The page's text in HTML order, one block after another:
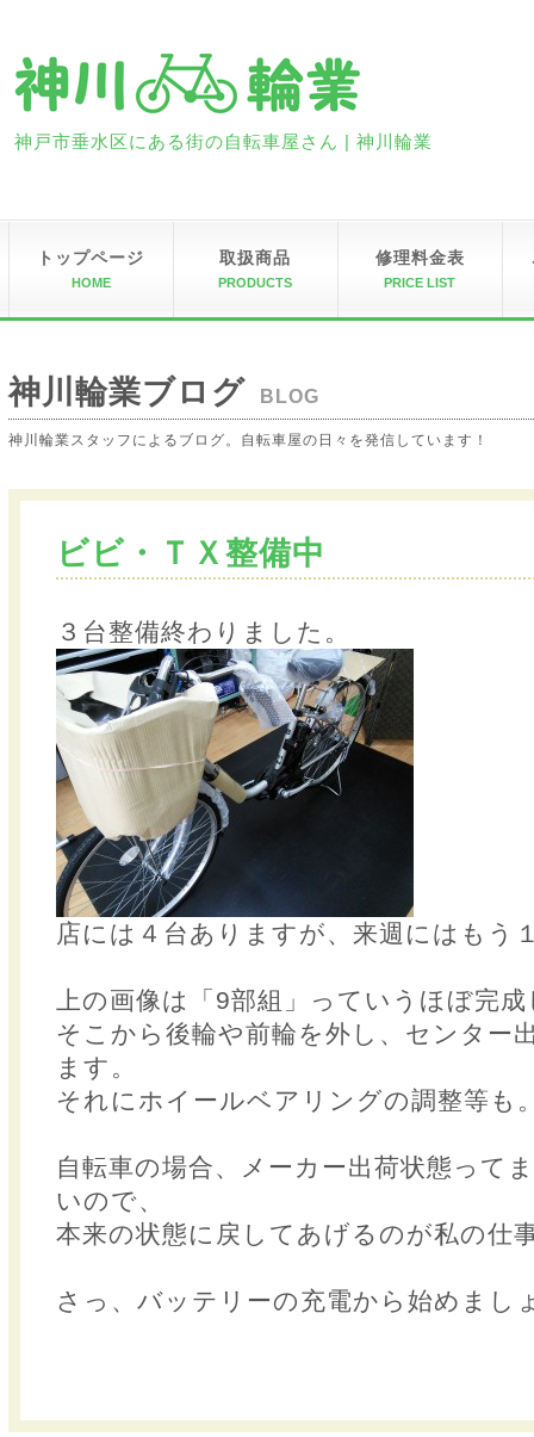
神戸市垂水区にある街の自転車屋さん | 神川輪業
トップページ
HOME
取扱商品
PRODUCTS
修理料金表
PRICE LIST
神川輪業ブログ BLOG
神川輪業スタッフによるブログ。自転車屋の日々を発信しています！
ビビ・ＴＸ整備中
３台整備終わりました。
店には４台ありますが、来週にはもう
上の画像は「9部組」っていうほぼ完
そこから後輪や前輪を外し、センター
ます。
それにホイールベアリングの調整等も
自転車の場合、メーカー出荷状態って
いので、
本来の状態に戻してあげるのが私の仕
さっ、バッテリーの充電から始めまし